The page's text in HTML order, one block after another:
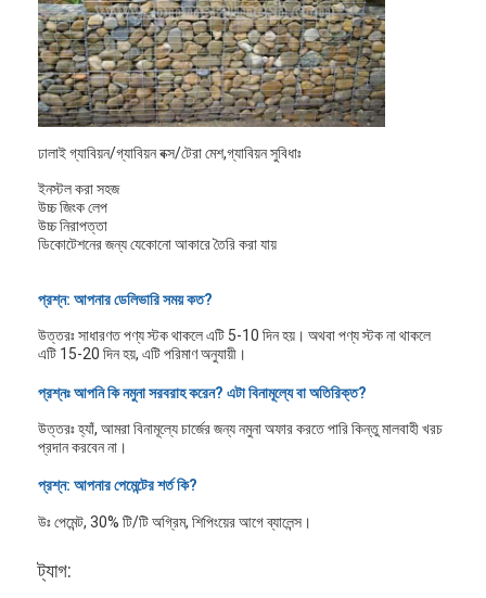
ঢালাই গ্যাবিয়ন/গ্যাবিয়ন বক্স/টেরা মেশ,গ্যাবিয়ন সুবিধাঃ
ইনস্টল করা সহজ
উচ্চ জিংক লেপ
উচ্চ নিরাপত্তা
ডিকোটেশনের জন্য যেকোনো আকারে তৈরি করা যায়
প্রশ্ন: আপনার ডেলিভারি সময় কত?
উত্তরঃ সাধারণত পণ্য স্টক থাকলে এটি 5-10 দিন হয়। অথবা পণ্য স্টক না থাকলে
এটি 15-20 দিন হয়, এটি পরিমাণ অনুযায়ী।
প্রশ্নঃ আপনি কি নমুনা সরবরাহ করেন? এটা বিনামূল্যে বা অতিরিক্ত?
উত্তরঃ হ্যাঁ, আমরা বিনামূল্যে চার্জের জন্য নমুনা অফার করতে পারি কিন্তু মালবাহী খরচ
প্রদান করবেন না।
প্রশ্ন: আপনার পেমেন্টের শর্ত কি?
উঃ পেমেন্ট, 30% টি/টি অগ্রিম, শিপিংয়ের আগে ব্যালেন্স।
ট্যাগ: